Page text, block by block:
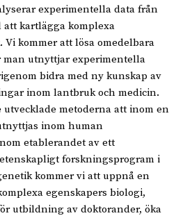
experimentella data från
kartlägga komplexa
Vi kommer att lösa omedelbara
man utnyttjar experimentella
bidra med ny kunskap av
inom lantbruk och medicin.
utvecklade metoderna att inom en
inom human
etablerandet av ett
forskningsprogram i
kommer vi att uppnå en
egenskapers biologi,
utbildning av doktorander, öka